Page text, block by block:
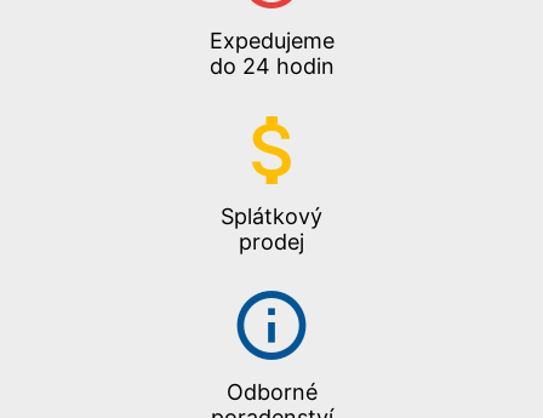
Expedujeme
do 24 hodin
Splátkový
prodej
Odborné